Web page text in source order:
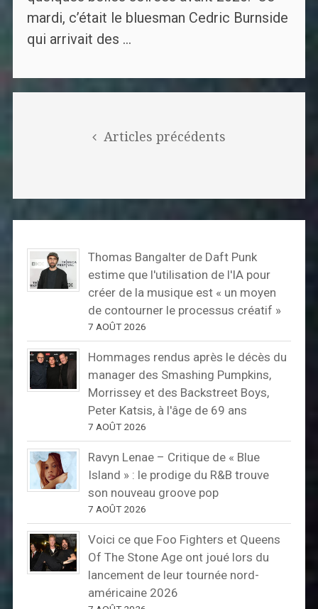
mardi, c’était le bluesman Cedric Burnside
qui arrivait des ...
Articles précédents
Thomas Bangalter de Daft Punk
estime que l'utilisation de l'IA pour
créer de la musique est « un moyen
de contourner le processus créatif »
7 AOÛT 2026
Hommages rendus après le décès du
manager des Smashing Pumpkins,
Morrissey et des Backstreet Boys,
Peter Katsis, à l'âge de 69 ans
7 AOÛT 2026
Ravyn Lenae – Critique de « Blue
Island » : le prodige du R&B trouve
son nouveau groove pop
7 AOÛT 2026
Voici ce que Foo Fighters et Queens
Of The Stone Age ont joué lors du
lancement de leur tournée nord-
américaine 2026